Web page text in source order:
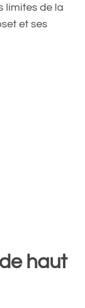
limites de la
et ses
haut